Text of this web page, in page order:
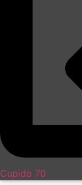
Cupido 70